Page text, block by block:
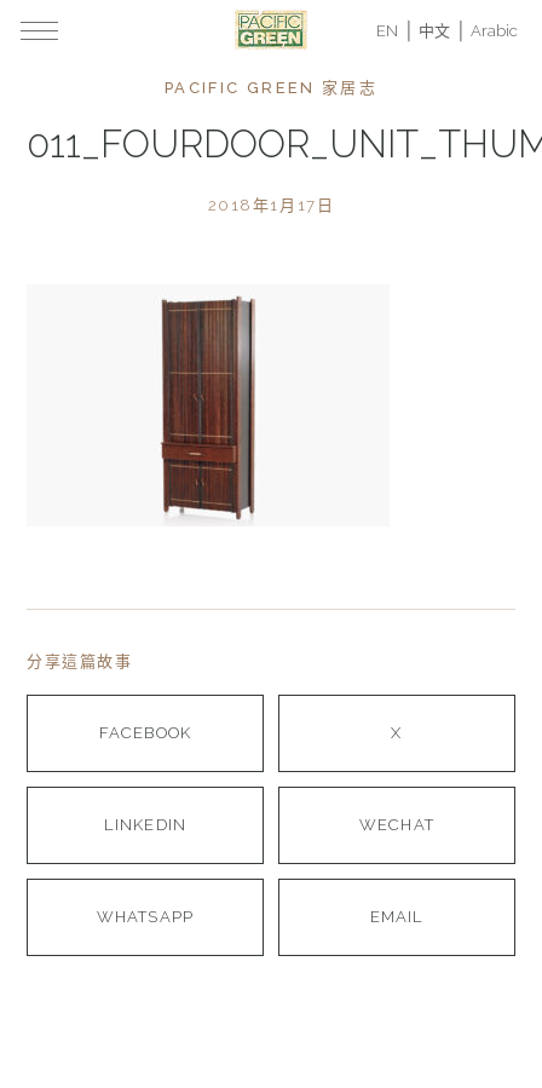
EN 中文 Arabic
PACIFIC GREEN 家居志
2018年1月17日
分享這篇故事
FACEBOOK X
LINKEDIN WECHAT
WHATSAPP EMAIL